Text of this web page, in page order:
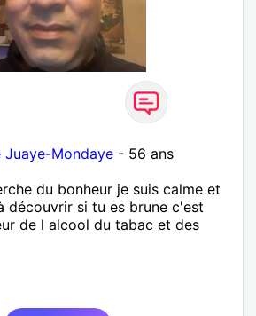
Juaye-Mondaye - 56 ans
du bonheur je suis calme et
découvrir si tu es brune c'est
de l alcool du tabac et des